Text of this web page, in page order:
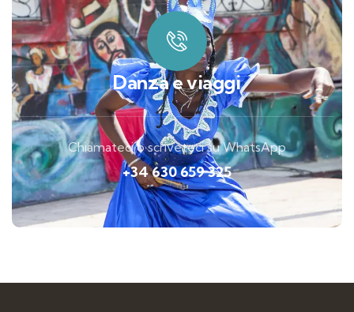
Danza e viaggi
Chiamateci o scriveteci su WhatsApp
+34 630 659 325